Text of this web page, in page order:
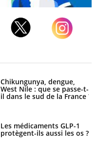
Chikungunya, dengue,
West Nile : que se passe-t-
il dans le sud de la France ?
Les médicaments GLP-1
protègent-ils aussi les os ?